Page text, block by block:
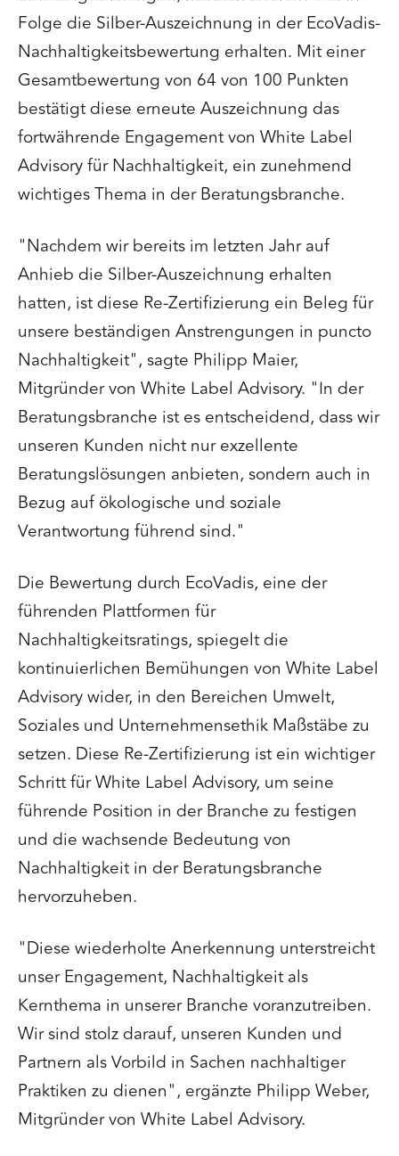
Folge die Silber-Auszeichnung in der EcoVadis-
Nachhaltigkeitsbewertung erhalten. Mit einer
Gesamtbewertung von 64 von 100 Punkten
bestätigt diese erneute Auszeichnung das
fortwährende Engagement von White Label
Advisory für Nachhaltigkeit, ein zunehmend
wichtiges Thema in der Beratungsbranche.
"Nachdem wir bereits im letzten Jahr auf
Anhieb die Silber-Auszeichnung erhalten
hatten, ist diese Re-Zertifizierung ein Beleg für
unsere beständigen Anstrengungen in puncto
Nachhaltigkeit", sagte Philipp Maier,
Mitgründer von White Label Advisory. "In der
Beratungsbranche ist es entscheidend, dass wir
unseren Kunden nicht nur exzellente
Beratungslösungen anbieten, sondern auch in
Bezug auf ökologische und soziale
Verantwortung führend sind."
Die Bewertung durch EcoVadis, eine der
führenden Plattformen für
Nachhaltigkeitsratings, spiegelt die
kontinuierlichen Bemühungen von White Label
Advisory wider, in den Bereichen Umwelt,
Soziales und Unternehmensethik Maßstäbe zu
setzen. Diese Re-Zertifizierung ist ein wichtiger
Schritt für White Label Advisory, um seine
führende Position in der Branche zu festigen
und die wachsende Bedeutung von
Nachhaltigkeit in der Beratungsbranche
hervorzuheben.
"Diese wiederholte Anerkennung unterstreicht
unser Engagement, Nachhaltigkeit als
Kernthema in unserer Branche voranzutreiben.
Wir sind stolz darauf, unseren Kunden und
Partnern als Vorbild in Sachen nachhaltiger
Praktiken zu dienen", ergänzte Philipp Weber,
Mitgründer von White Label Advisory.